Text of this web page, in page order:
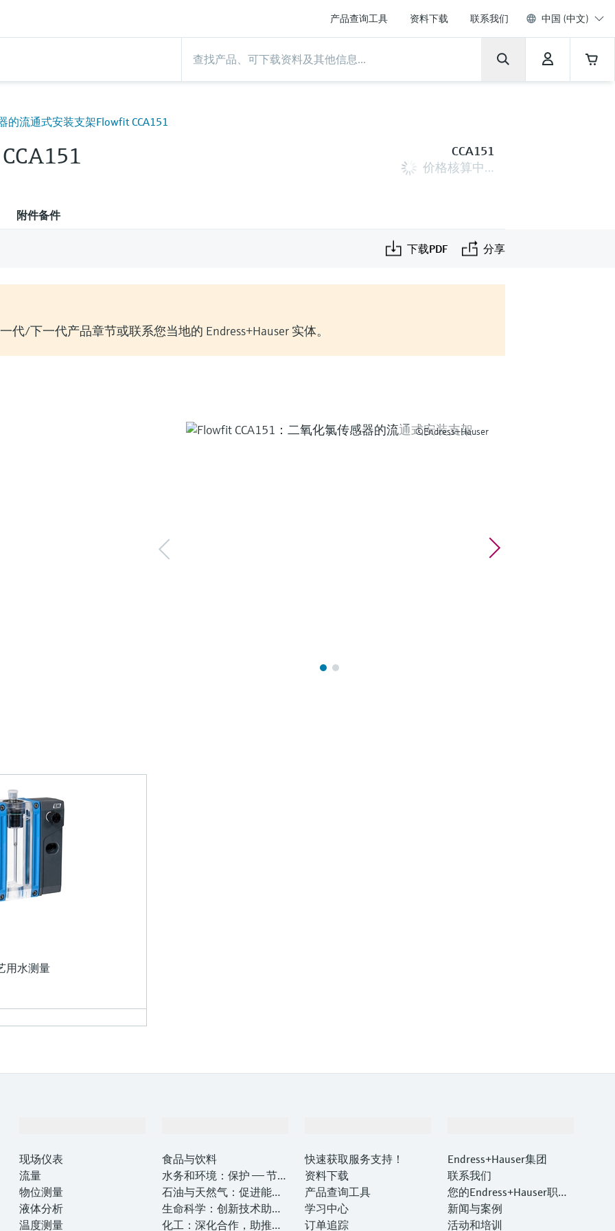
产品查询工具 资料下载 联系我们 中国 (中文)
的流通式安装支架Flowfit CCA151
CCA151
价格核算中…
附件备件
下载PDF 分享
代/下一代产品章节或联系您当地的 Endress+Hauser 实体。
©Endress+Hauser
用水测量
现场仪表
流量
物位测量
液体分析
温度测量
食品与饮料
水务和环境：保护 —— 节约
—— 提高
石油与天然气：促进能源
转型，实现净零目标
生命科学：创新技术助推
卓越运营
化工：深化合作，助推可
快速获取服务支持！
资料下载
产品查询工具
学习中心
订单追踪
Endress+Hauser集团
联系我们
您的Endress+Hauser职业
生涯
新闻与案例
活动和培训